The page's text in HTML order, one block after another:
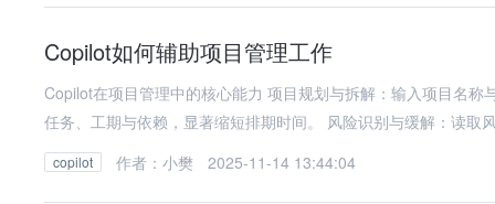
Copilot如何辅助项目管理工作
Copilot在项目管理中的核心能力 项目规划与拆解：输入项目名称与描述，自动生成初步的工作分解结构 WBS，可在此基础上继续细化
任务、工期与依赖，显著缩短排期时间。 风险识别与缓解：读取
copilot 作者：小樊 2025-11-14 13:44:04